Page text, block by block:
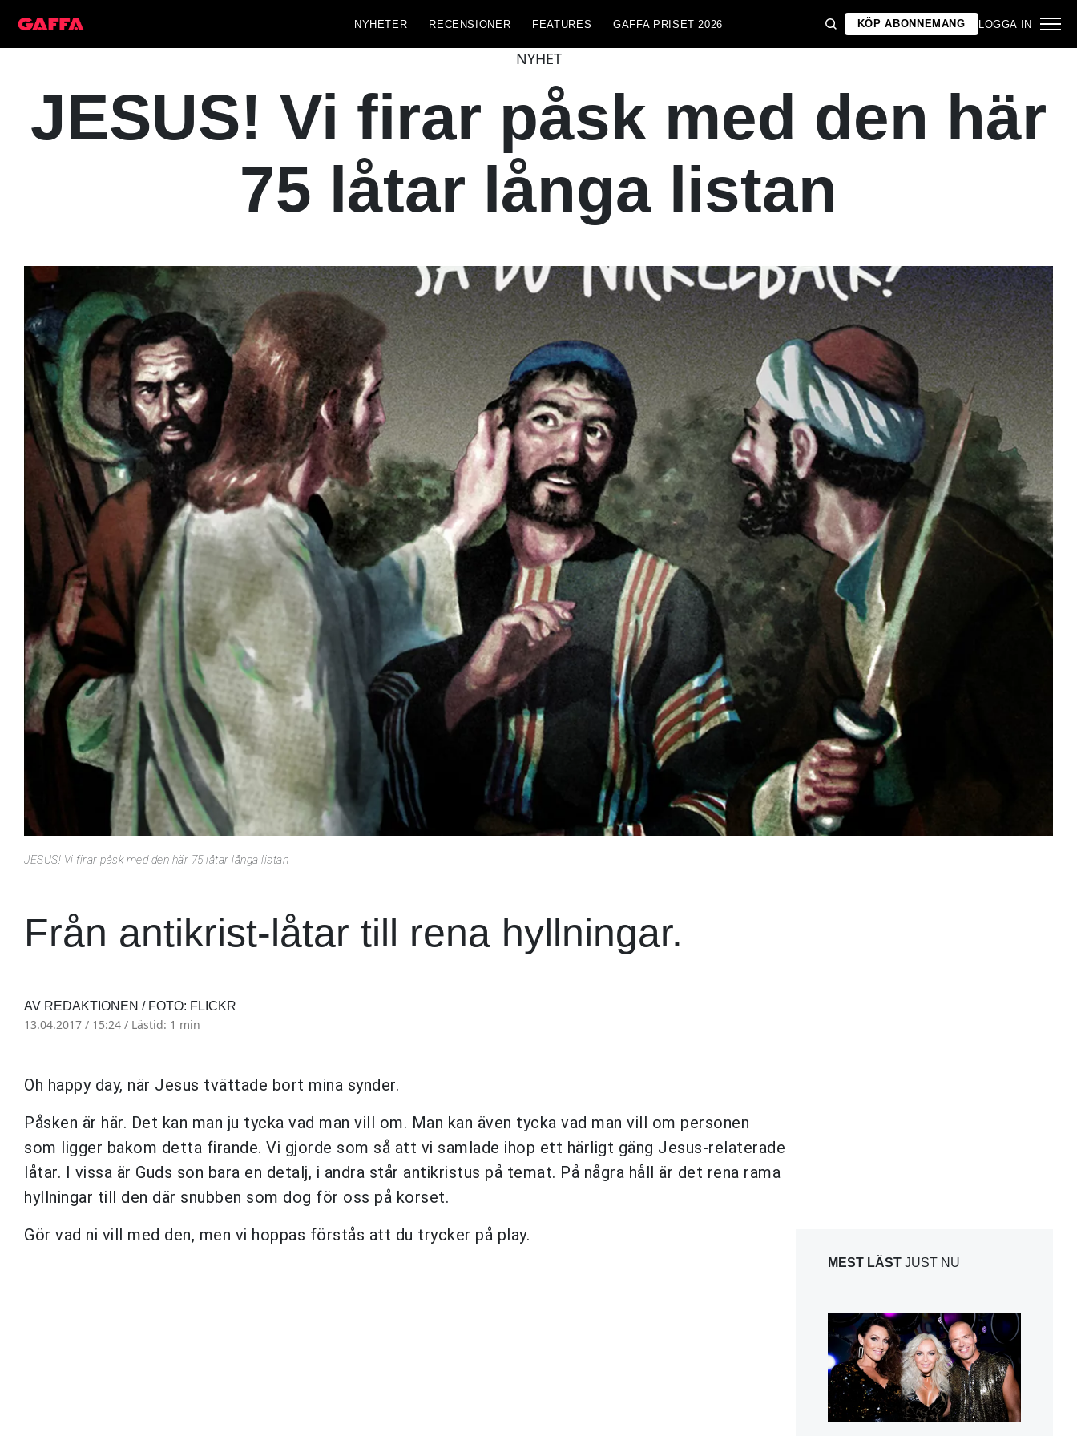
NYHETER RECENSIONER FEATURES GAFFA PRISET 2026 KÖP ABONNEMANG LOGGA IN
NYHET
JESUS! Vi firar påsk med den här
75 låtar långa listan
JESUS! Vi firar påsk med den här 75 låtar långa listan
Från antikrist-låtar till rena hyllningar.
AV REDAKTIONEN / FOTO: FLICKR
13.04.2017 / 15:24 / Lästid: 1 min
Oh happy day, när Jesus tvättade bort mina synder.
Påsken är här. Det kan man ju tycka vad man vill om. Man kan även tycka vad man vill om personen
som ligger bakom detta firande. Vi gjorde som så att vi samlade ihop ett härligt gäng Jesus-relaterade
låtar. I vissa är Guds son bara en detalj, i andra står antikristus på temat. På några håll är det rena rama
hyllningar till den där snubben som dog för oss på korset.
Gör vad ni vill med den, men vi hoppas förstås att du trycker på play.
MEST LÄST JUST NU